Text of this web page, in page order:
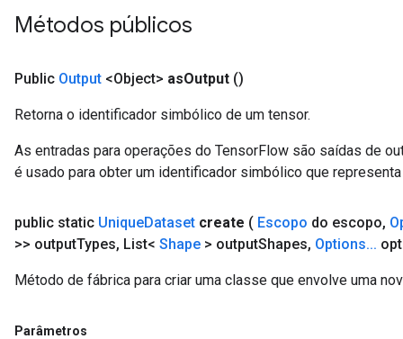
Métodos públicos
Public Output <Object> asOutput ()
Retorna o identificador simbólico de um tensor.
As entradas para operações do TensorFlow são saídas de
é usado para obter um identificador simbólico que
public static UniqueDataset create ( Escopo do escopo,
>> outputTypes, List< Shape > outputShapes, Options...
Método de fábrica para criar uma classe que envolve uma
Parâmetros